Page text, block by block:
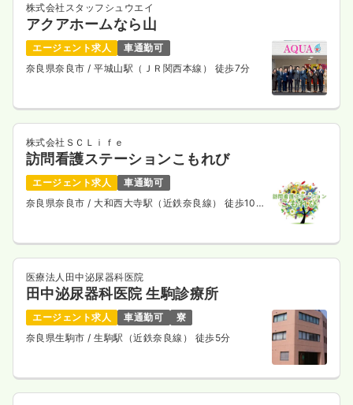
株式会社スタッフシュウエイ
アクアホームなら山
エージェント求人
車通勤可
奈良県奈良市/ 平城山駅（ＪＲ関西本線） 徒歩7分
株式会社ＳＣＬｉｆｅ
訪問看護ステーションこもれび
エージェント求人
車通勤可
奈良県奈良市/ 大和西大寺駅（近鉄奈良線） 徒歩10
医療法人田中泌尿器科医院
田中泌尿器科医院 生駒診療所
エージェント求人 車通勤可
寮
奈良県生駒市/ 生駒駅（近鉄奈良線） 徒歩5分